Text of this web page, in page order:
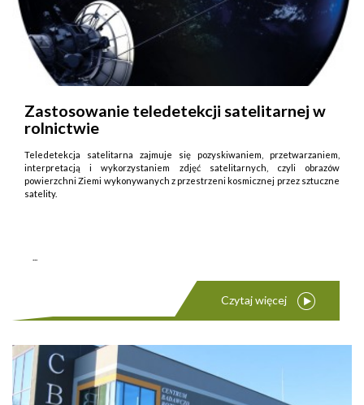
Zastosowanie teledetekcji satelitarnej w
rolnictwie
Teledetekcja satelitarna zajmuje się pozyskiwaniem, przetwarzaniem,
interpretacją i wykorzystaniem zdjęć satelitarnych, czyli obrazów
powierzchni Ziemi wykonywanych z przestrzeni kosmicznej przez sztuczne
satelity.
Czytaj więcej